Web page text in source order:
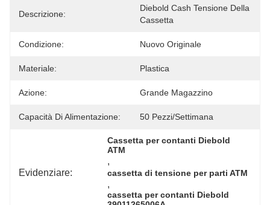
Descrizione:
Diebold Cash Tensione Della
Cassetta
Condizione: Nuovo Originale
Materiale: Plastica
Azione: Grande Magazzino
Capacità Di Alimentazione: 50 Pezzi/settimana
Evidenziare:
Cassetta per contanti Diebold
ATM
,
cassetta di tensione per parti ATM
,
cassetta per contanti Diebold